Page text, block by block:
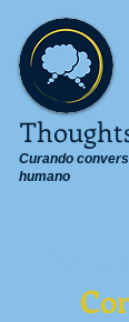
Curando
humano